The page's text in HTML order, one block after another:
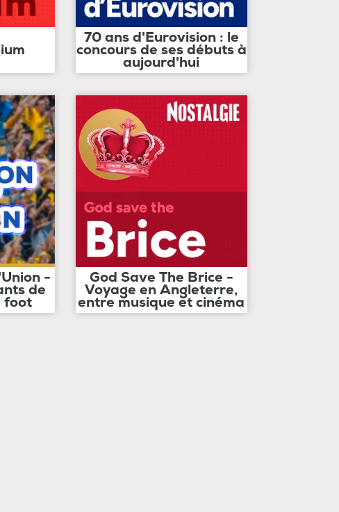
70 ans d'Eurovision : le
concours de ses débuts à
aujourd'hui
-
de
foot
God Save The Brice -
Voyage en Angleterre,
entre musique et cinéma